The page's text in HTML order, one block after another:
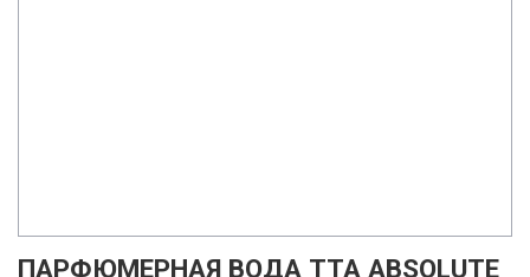
ПАРФЮМЕРНАЯ ВОДА TTA ABSOLUTE